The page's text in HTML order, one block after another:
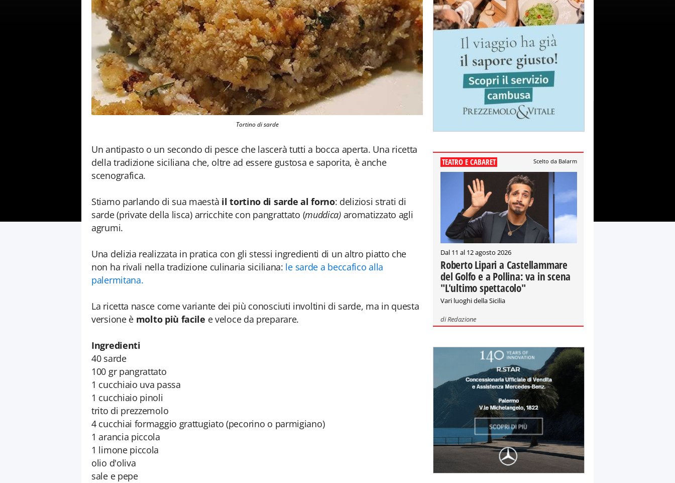
Tortino di sarde
Un antipasto o un secondo di pesce che lascerà tutti a bocca aperta. Una ricetta
della tradizione siciliana che, oltre ad essere gustosa e saporita, è anche
scenografica.
Stiamo parlando di sua maestà il tortino di sarde al forno: deliziosi strati di
sarde (private della lisca) arricchite con pangrattato (muddica)aromatizzato agli
agrumi.
Una delizia realizzata in pratica con gli stessi ingredienti di un altro piatto che
non ha rivali nella tradizione culinaria siciliana: le sarde a beccafico alla
palermitana.
La ricetta nasce come variante dei più conosciuti involtini di sarde, ma in questa
versione è molto più facile e veloce da preparare.
Ingredienti
40 sarde
100 gr pangrattato
1 cucchiaio uva passa
1 cucchiaio pinoli
trito di prezzemolo
4 cucchiai formaggio grattugiato (pecorino o parmigiano)
1 arancia piccola
1 limone piccola
olio d'oliva
sale e pepe
TEATRO E CABARET Scelto da Balarm
Dal 11 al 12 agosto 2026
Roberto Lipari a Castellammare
del Golfo e a Pollina: va in scena
"L'ultimo spettacolo"
Vari luoghi della Sicilia
diRedazione